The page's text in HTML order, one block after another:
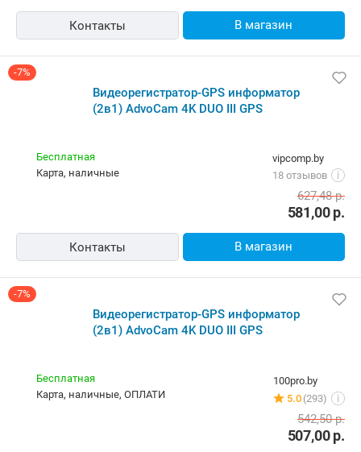
Контакты В магазин
-7%
Видеорегистратор-GPS информатор
(2в1) AdvoCam 4K DUO III GPS
vipcomp.by
18 отзывов
i
Бесплатная
карта, наличные
581,00р.
627,48р.
Контакты В магазин
-7%
Видеорегистратор-GPS информатор
(2в1) AdvoCam 4K DUO III GPS
100pro.by
5.0 (293) i
Бесплатная
карта, наличные, ОПЛАТИ
507,00р.
542,50р.